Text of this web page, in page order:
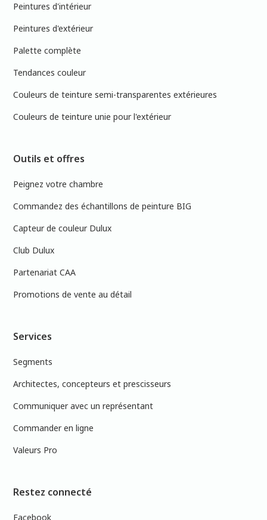
Peintures d'intérieur
Peintures d'extérieur
Palette complète
Tendances couleur
Couleurs de teinture semi-transparentes extérieures
Couleurs de teinture unie pour l'extérieur
Outils et offres
Peignez votre chambre
Commandez des échantillons de peinture BIG
Capteur de couleur Dulux
Club Dulux
Partenariat CAA
Promotions de vente au détail
Services
Segments
Architectes, concepteurs et prescisseurs
Communiquer avec un représentant
Commander en ligne
Valeurs Pro
Restez connecté
Facebook